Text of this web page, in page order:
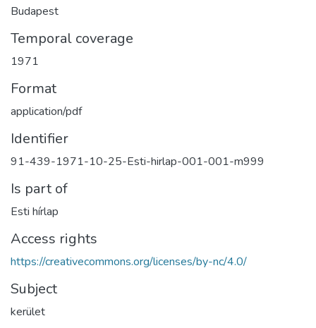
Budapest
Temporal coverage
1971
Format
application/pdf
Identifier
91-439-1971-10-25-Esti-hirlap-001-001-m999
Is part of
Esti hírlap
Access rights
https://creativecommons.org/licenses/by-nc/4.0/
Subject
kerület